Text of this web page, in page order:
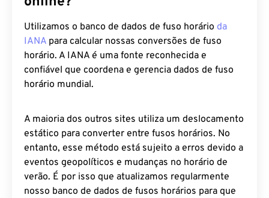
Utilizamos o banco de dados de fuso horário da
IANA para calcular nossas conversões de fuso
horário. A IANA é uma fonte reconhecida e
confiável que coordena e gerencia dados de fuso
horário mundial.
A maioria dos outros sites utiliza um deslocamento
estático para converter entre fusos horários. No
entanto, esse método está sujeito a erros devido a
eventos geopolíticos e mudanças no horário de
verão. É por isso que atualizamos regularmente
nosso banco de dados de fusos horários para que